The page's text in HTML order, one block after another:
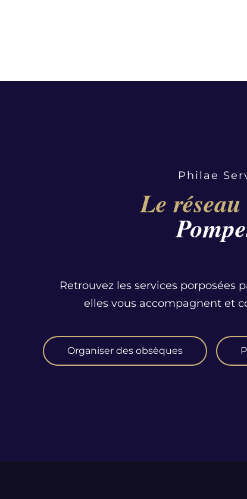
Philae
Le
Retrouvez les services porposées
elles vous accompagnent et
Organiser des obsèques